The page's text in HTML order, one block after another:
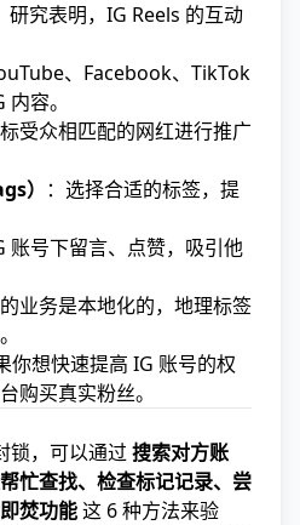
研究表明，IG Reels 的互动
、Facebook、TikTok
容。
受众相匹配的网红进行推广
） ：选择合适的标签，提
账号下留言、点赞，吸引他
业务是本地化的，地理标签
你想快速提高 IG 账号的权
购买真实粉丝。
锁，可以通过搜索对方账
忙查找、检查标记记录、尝
焚功能这 6 种方法来验